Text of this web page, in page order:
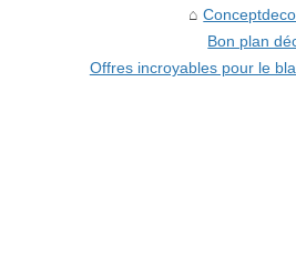
Bon plan
Offres incroyables pour le